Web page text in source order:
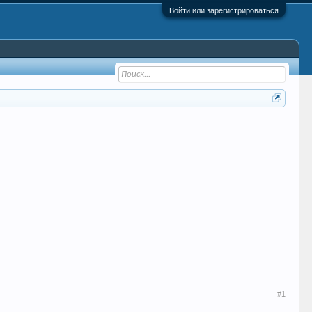
Войти или зарегистрироваться
#1